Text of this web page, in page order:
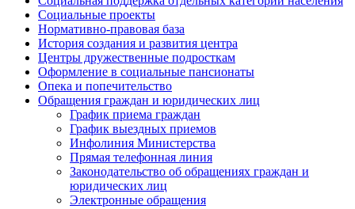
Социальные проекты
Нормативно-правовая база
История создания и развития центра
Центры дружественные подросткам
Оформление в социальные пансионаты
Опека и попечительство
Обращения граждан и юридических лиц
График приема граждан
График выездных приемов
Инфолиния Министерства
Прямая телефонная линия
Законодательство об обращениях граждан и
юридических лиц
Электронные обращения